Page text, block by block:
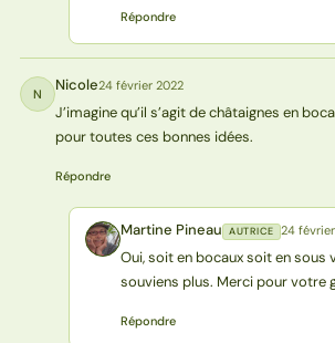
Répondre
N Nicole24 février 2022
J’imagine qu’il s’agit de châtaignes en
pour toutes ces bonnes idées.
Répondre
MP Martine Pineau AUTRICE 24
Oui, soit en bocaux soit en sous
souviens plus. Merci pour votre
Répondre